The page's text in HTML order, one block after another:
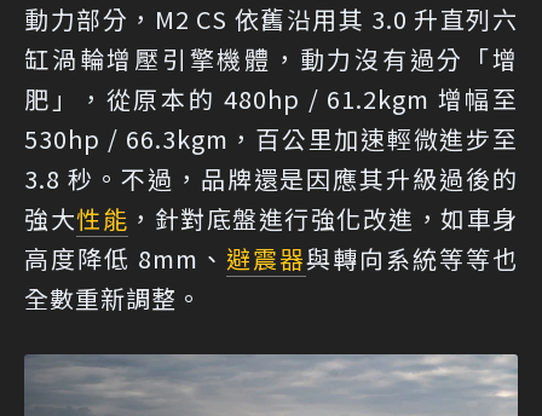
動力部分，M2 CS 依舊沿用其 3.0 升直列六
缸渦輪增壓引擎機體，動力沒有過分「增
肥」，從原本的 480hp / 61.2kgm 增幅至
530hp / 66.3kgm，百公里加速輕微進步至
3.8 秒。不過，品牌還是因應其升級過後的
強大性能 ，針對底盤進行強化改進，如車身
高度降低 8mm、 避震器與轉向系統等等也
全數重新調整。